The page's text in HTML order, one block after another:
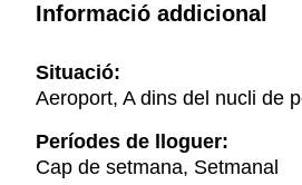
Informació addicional
Situació:
Aeroport, A dins del nucli de
Períodes de lloguer:
Cap de setmana, Setmanal